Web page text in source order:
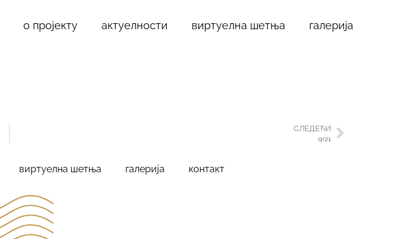
о пројекту актуелности виртуелна шетња галерија
СЛЕДЕЋИ
qr21
виртуелна шетња галерија контакт